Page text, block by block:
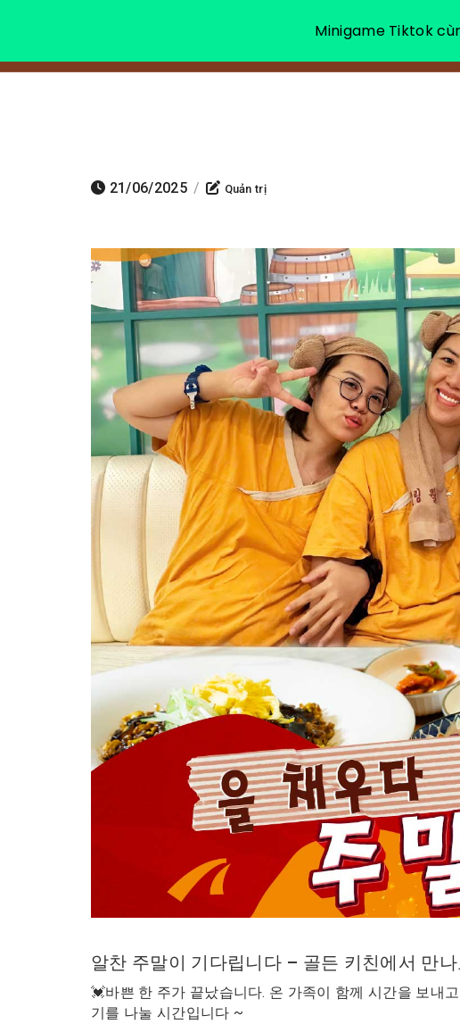
21/06/2025 / Quản trị
알찬 주말이 기다립니다 – 골든 키친에서 만
💓바쁜 한 주가 끝났습니다. 온 가족이 함께 시간을 보내
기를 나눌 시간입니다 ~
Minigame Tiktok